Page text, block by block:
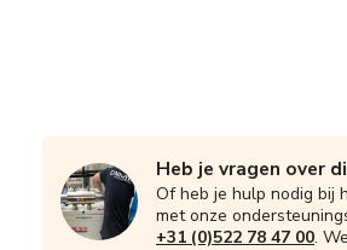
Heb je vragen over
Of heb je hulp nodig bij
met onze
+31 (0)522 78 47 00.